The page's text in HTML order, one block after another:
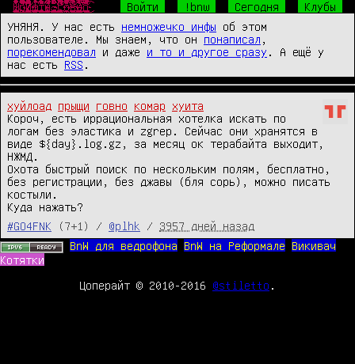
Ш̴̴̜̥͍͕̼̙̱͙͎͍̘̀̐̔́̾̃͒̈̔̎́́͜р̧̛̺͖͖̯̖ͧͤ͋̅̽ͧ̈̐̽̆̐͋ͤͦͬ͛̃̑͞͞и̒ͥͤͯ͂ͣ̐̉̑ͫ̉̑҉̛͏̸̻͕͇͚̤͕̯̱̳͉ͅф̴̴̡̟̞͙̙̻͍̦͔̤̞̔̓́̍͗̚͢͞ͅт̨̐ͫ̂͊̄̃ͥͪ͏̫̺͍̞̼͈̩̥̜͔͜͜ы̸̴̱̺̼̠̦͍͍͍̱̖͔̖̱͉̅͑͌͒ͫ͒̀ͥ͐ͤ̅͘̕.̵̴̡̭̼̮͖͈̙͖͖̲̮̬͍͙̼̯̦̮̮ͦ̆̀̑̌ͮͧͣͯ̔̂́͟г͌ͮ̏̈͂ͯ̚҉̛̙̬̘̲̗͇͕̠̙͙̼̩͚̀͘͞ͅо̷̥̯̘̓ͤ̽͒̋̉̀̂̄̒̓̊ͨ͛́̌ͤ̂̀͠в̶̒͒̓̏̓̚҉̛̙̘̺̰̮̼̟̼̥̟̘̠̜͜н̸̷̸̲̝͈͙̰̟̻̟̰̜̟̗͎̻̻͍̿̔̃ͨ͑о̔̀̋ͫ̇̿̐ͫ͌͗ͩ҉̨̜̙̙͈͍̮̮̼̙̘̞̕͜͡ Войти !bnw Сегодня
Клубы
УНЯНЯ. У нас есть немножечко инфы об этом
пользователе. Мы знаем, что он понаписал
порекомендовал и даже и то и другое сразу . А ещё у
нас есть RSS
хуйлоад прыщи говно комар
хуита
Короч, есть иррациональная хотелка искать по
логам без эластика и zgrep. Сейчас они хранятся в
виде ${day}.log.gz, за месяц ок терабайта выходит,
НЖМД.
Охота быстрый поиск по нескольким полям, бесплатно,
без регистрации, без джавы (бля сорь), можно писать
костыли.
Куда нажать?
#GO4FNK
(7+1) / @plhk / 3957 дней назад
BnW для ведрофона
BnW на Реформале
Викивач
Котятки
Цоперайт © 2010-2016 @stiletto